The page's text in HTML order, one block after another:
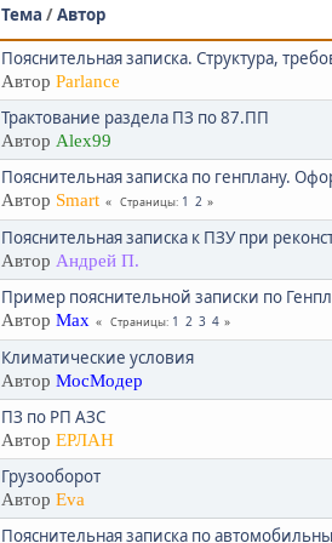
Тема /Автор
Пояснительная записка. Структура,
Автор Parlance
Трактование раздела ПЗ по 87.ПП
Автор Alex99
Пояснительная записка по генплану.
Автор Smart Страницы 1 2
Пояснительная записка к ПЗУ при
Автор Андрей П.
Пример пояснительной записки по
Автор Max Страницы 1 2 3 4
Климатические условия
Автор МосМодер
ПЗ по РП АЗС
Автор ЕРЛАН
Грузооборот
Автор Eva
Пояснительная записка по